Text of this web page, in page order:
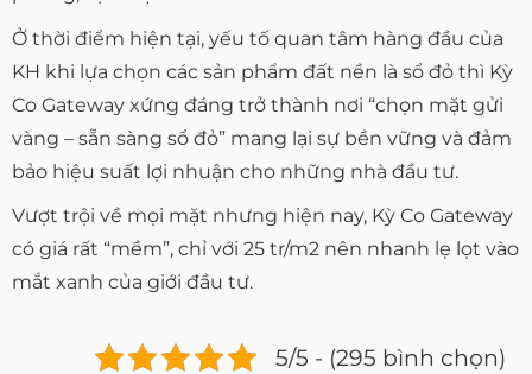
Ở thời điểm hiện tại, yếu tố quan tâm hàng đầu của
KH khi lựa chọn các sản phẩm đất nền là sổ đỏ thì Kỳ
Co Gateway xứng đáng trở thành nơi “chọn mặt gửi
vàng – sẵn sàng sổ đỏ” mang lại sự bền vững và đảm
bảo hiệu suất lợi nhuận cho những nhà đầu tư.
Vượt trội về mọi mặt nhưng hiện nay, Kỳ Co Gateway
có giá rất “mềm”, chỉ với 25 tr/m2 nên nhanh lẹ lọt vào
mắt xanh của giới đầu tư.
5/5 - (295 bình chọn)